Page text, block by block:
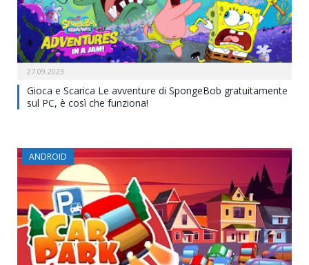
27.09.2023
Gioca e Scarica Le avventure di SpongeBob gratuitamente
sul PC, è così che funziona!
ANDROID